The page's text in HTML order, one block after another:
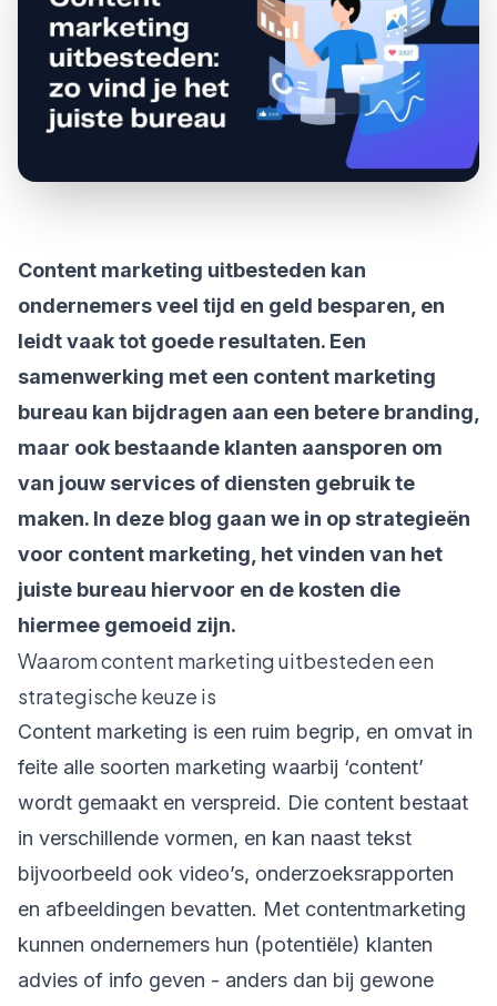
Content marketing uitbesteden kan
ondernemers veel tijd en geld besparen, en
leidt vaak tot goede resultaten. Een
samenwerking met een content marketing
bureau kan bijdragen aan een betere branding,
maar ook bestaande klanten aansporen om
van jouw services of diensten gebruik te
maken. In deze blog gaan we in op strategieën
voor content marketing, het vinden van het
juiste bureau hiervoor en de kosten die
hiermee gemoeid zijn.
Waarom content marketing uitbesteden een
strategische keuze is
Content marketing is een ruim begrip, en omvat in
feite alle soorten marketing waarbij ‘content’
wordt gemaakt en verspreid. Die content bestaat
in verschillende vormen, en kan naast tekst
bijvoorbeeld ook video’s, onderzoeksrapporten
en afbeeldingen bevatten. Met contentmarketing
kunnen ondernemers hun (potentiële) klanten
advies of info geven - anders dan bij gewone